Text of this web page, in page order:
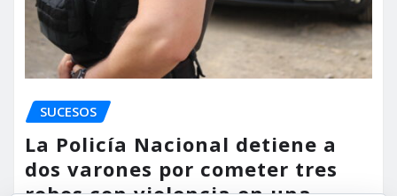
SUCESOS
La Policía Nacional detiene a
dos varones por cometer tres